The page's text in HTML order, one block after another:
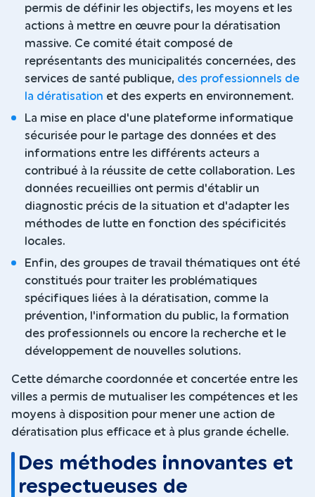
permis de définir les objectifs, les moyens et les
actions à mettre en œuvre pour la dératisation
massive. Ce comité était composé de
représentants des municipalités concernées, des
services de santé publique, des professionnels de
la dératisation et des experts en environnement.
La mise en place d'une plateforme informatique
sécurisée pour le partage des données et des
informations entre les différents acteurs a
contribué à la réussite de cette collaboration. Les
données recueillies ont permis d'établir un
diagnostic précis de la situation et d'adapter les
méthodes de lutte en fonction des spécificités
locales.
Enfin, des groupes de travail thématiques ont été
constitués pour traiter les problématiques
spécifiques liées à la dératisation, comme la
prévention, l'information du public, la formation
des professionnels ou encore la recherche et le
développement de nouvelles solutions.
Cette démarche coordonnée et concertée entre les
villes a permis de mutualiser les compétences et les
moyens à disposition pour mener une action de
dératisation plus efficace et à plus grande échelle.
Des méthodes innovantes et
respectueuses de